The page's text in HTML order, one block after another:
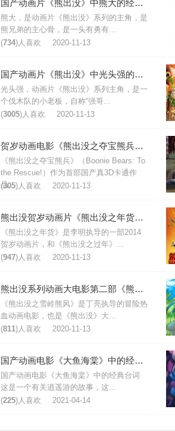
国产动画片《熊出没》中熊大的经典台词
熊大，是动画片《熊出没》系列的主角，是
熊兄弟的主心骨，是一头有勇有...
(734)人喜欢 2020-11-13
国产动画片《熊出没》中光头强的经典台词
光头强，动画片《熊出没》系列主角，是一
个伐木队的小老板，自称“强哥...
(3005)人喜欢 2020-11-13
贺岁动画电影《熊出没之夺宝熊兵》经典台词
《熊出没之夺宝熊兵》（Boonie Bears: To
the Rescue!）作为首部国产真3D卡通作
品...
(305)人喜欢 2020-11-13
熊出没贺岁动画片《熊出没之年货》经典台词
《熊出没之年货》是李明执导的一部2014
贺岁动画片，和《熊出没之过年》...
(947)人喜欢 2020-11-13
熊出没系列动画大电影第二部《熊出没之雪岭熊风》经典台词
《熊出没之雪岭熊风》是丁亮执导的冒险热
血动画电影，也是《熊出没》大...
(811)人喜欢 2020-11-13
国产动画电影《大鱼海棠》中的经典台词
国产动画电影《大鱼海棠》中的经典台词
这是一个有关逍遥游的故事，这...
(225)人喜欢 2021-04-14